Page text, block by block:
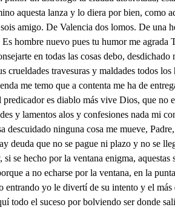
aquesta lanza y lo diera por bien, como
amigo. De Valencia dos lomos. De una
nuevo pues tu humor me agrada
en todas las cosas debo,
travesuras y maldades todos
me temo que a contenta me ha de
es diablo más vive Dios, que no
y lamentos alos y confesiones nada mi
ninguna cosa me mueve,
que no se pague ni plazo y no se
se hecho por la ventana enigma,
a no echarse por la ventana, en la
yo le divertí de su intento y el
todo el suceso por bolviendo ser donde